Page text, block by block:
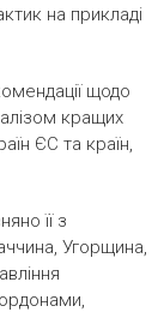
на прикладі
щодо
кращих
ЄС та країн,
її з
Угорщина,